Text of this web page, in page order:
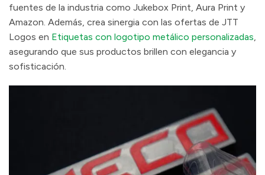
fuentes de la industria como Jukebox Print, Aura Print y
Amazon. Además, crea sinergia con las ofertas de JTT
Logos en Etiquetas con logotipo metálico personalizadas
asegurando que sus productos brillen con elegancia y
sofisticación.